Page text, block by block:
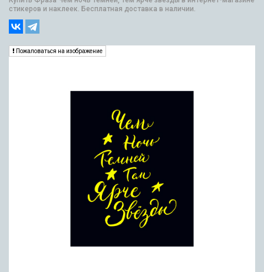
стикеров и наклеек. Бесплатная доставка в наличии.
Пожаловаться на изображение